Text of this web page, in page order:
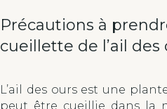
Précautions à
cueillette de l’ail des
L’ail des ours est une
peut être cueillie dans la